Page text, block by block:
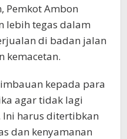
Pemkot Ambon
lebih tegas dalam
di badan jalan
kemacetan.
kepada para
agar tidak lagi
harus ditertibkan
dan kenyamanan